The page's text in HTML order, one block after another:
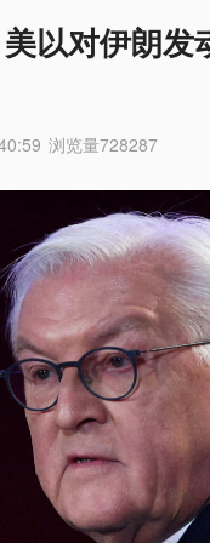
以对伊朗发
浏览量728287